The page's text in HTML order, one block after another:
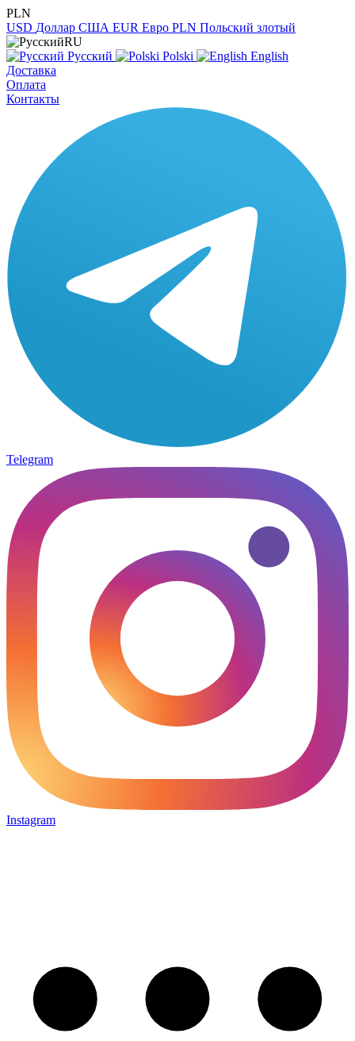
PLN
USD Доллар США EUR Евро PLN Польский злотый
RU
Русский
Polski
English
Доставка
Оплата
Контакты
Telegram
Instagram